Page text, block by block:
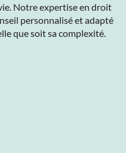
Notre expertise en droit
personnalisé et adapté
que soit sa complexité.